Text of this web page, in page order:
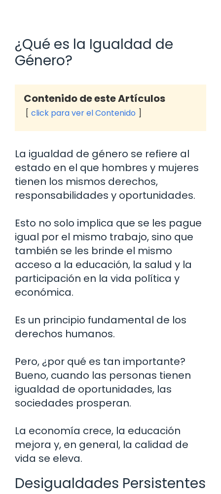
¿Qué es la Igualdad de
Género?
Contenido de este Artículos
click para ver el Contenido
La igualdad de género se refiere al
estado en el que hombres y mujeres
tienen los mismos derechos,
responsabilidades y oportunidades.
Esto no solo implica que se les pague
igual por el mismo trabajo, sino que
también se les brinde el mismo
acceso a la educación, la salud y la
participación en la vida política y
económica.
Es un principio fundamental de los
derechos humanos.
Pero, ¿por qué es tan importante?
Bueno, cuando las personas tienen
igualdad de oportunidades, las
sociedades prosperan.
La economía crece, la educación
mejora y, en general, la calidad de
vida se eleva.
Desigualdades Persistentes